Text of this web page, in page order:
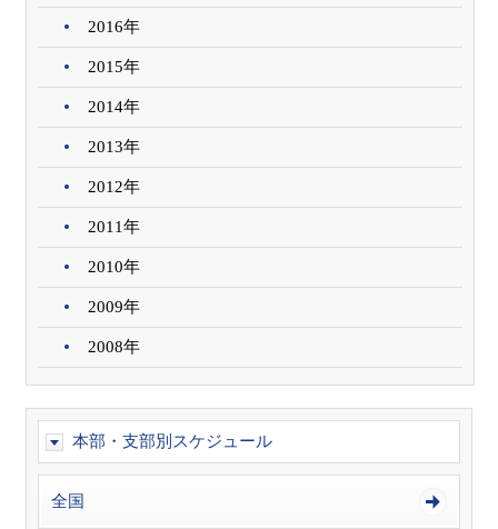
2016年
2015年
2014年
2013年
2012年
2011年
2010年
2009年
2008年
本部・支部別スケジュール
全国